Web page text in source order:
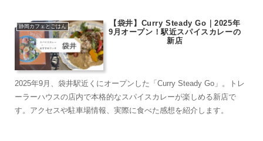
静岡カフェとごはん
【袋井】Curry Steady Go｜2025年
9月オープン！駅近スパイスカレーの
新店
2025年9月、袋井駅近くにオープンした「Curry Steady Go」。トレ
ーラーハウスの店内で本格的なスパイスカレーが楽しめる新店で
す。アクセスや駐車場情報、実際に食べた感想を紹介します。